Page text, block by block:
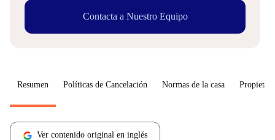
Contacta a Nuestro Equipo
Resumen Políticas de Cancelación Normas de la casa
Ver contenido original en inglés